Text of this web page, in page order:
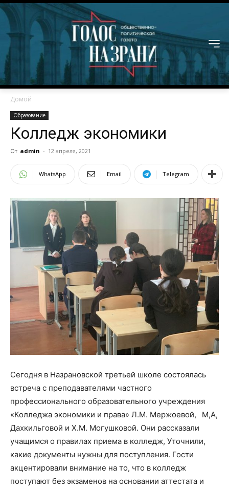
Домой
Образование
Колледж экономики
От admin - 12 апреля, 2021
WhatsApp Email Telegram
Сегодня в Назрановской третьей школе состоялась
встреча с преподавателями частного
профессионального образовательного учреждения
«Колледжа экономики и права» Л.М. Мержоевой,⠀М,А,
Дахкильговой и Х.М. Могушковой. Они рассказали
учащимся о правилах приема в колледж, Уточнили,
какие документы нужны для поступления. Гости
акцентировали внимание на то, что в колледж
поступают без экзаменов на основании аттестата и